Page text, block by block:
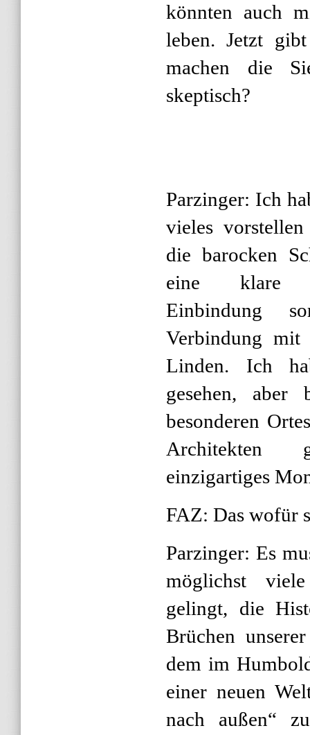
könnten auch
leben. Jetzt
machen die
skeptisch?
Parzinger: Ich
vieles
die barocken
eine klare
Einbindung
Verbindung mit
Linden. Ich
gesehen, aber
besonderen
Architekten
einzigartiges
FAZ: Das wofür
Parzinger: Es
möglichst
gelingt, die
Brüchen
dem im
einer neuen
nach außen“